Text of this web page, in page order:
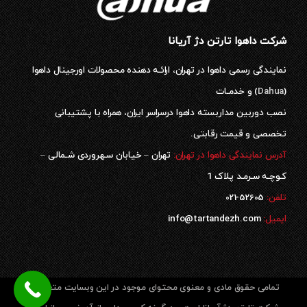
شرکت داهوا تارتن دژ آریانا
نمایندگی رسمی داهوا در تهران، ارائـه دهنده محصولات اورجینال داهوا
(
Dahua) و خدمـات
نصب دوربین مداربسته داهوا درسراسر ایران، همراه با پشتیبانی
تخصصی و قیمت رقابتی.
آدرس نمایندگی داهوا در تهران:تهران – خیابان سـهروردی شـمالی –
کـوچـه سـرمـد پلاک 1
تلفن:52605-021
ایمیل:info@tartandezh.com
تمامی حقوق مادی و معنوی محتوای موجود در این وبسایت متعلق به